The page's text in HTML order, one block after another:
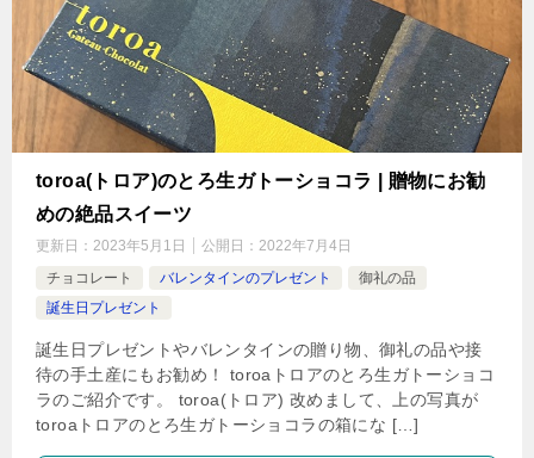
toroa(トロア)のとろ生ガトーショコラ | 贈物にお勧
めの絶品スイーツ
更新日： 2023年5月1日 公開日： 2022年7月4日
チョコレート
バレンタインのプレゼント
御礼の品
誕生日プレゼント
誕生日プレゼントやバレンタインの贈り物、御礼の品や接
待の手土産にもお勧め！ toroaトロアのとろ生ガトーショコ
ラのご紹介です。 toroa(トロア) 改めまして、上の写真が
toroaトロアのとろ生ガトーショコラの箱にな […]